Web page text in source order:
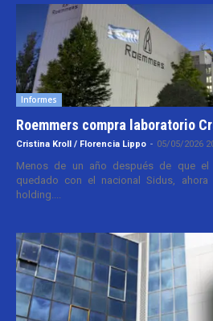
Informes
Roemmers compra laboratorio
Cristina Kroll / Florencia Lippo - 05/05/2026
Menos de un año después de que el
quedado con el nacional Sidus,
holding....